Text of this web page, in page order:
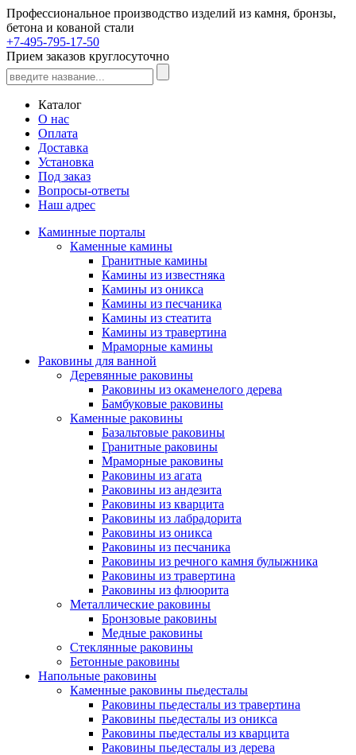
Профессиональное производство изделий из камня, бронзы,
бетона и кованой стали
+7-495-795-17-50
Прием заказов круглосуточно
Каталог
О нас
Оплата
Доставка
Установка
Под заказ
Вопросы-ответы
Наш адрес
Каминные порталы
Каменные камины
Гранитные камины
Камины из известняка
Камины из оникса
Камины из песчаника
Камины из стеатита
Камины из травертина
Мраморные камины
Раковины для ванной
Деревянные раковины
Раковины из окаменелого дерева
Бамбуковые раковины
Каменные раковины
Базальтовые раковины
Гранитные раковины
Мраморные раковины
Раковины из агата
Раковины из андезита
Раковины из кварцита
Раковины из лабрадорита
Раковины из оникса
Раковины из песчаника
Раковины из речного камня булыжника
Раковины из травертина
Раковины из флюорита
Металлические раковины
Бронзовые раковины
Медные раковины
Стеклянные раковины
Бетонные раковины
Напольные раковины
Каменные раковины пьедесталы
Раковины пьедесталы из травертина
Раковины пьедесталы из оникса
Раковины пьедесталы из кварцита
Раковины пьедесталы из дерева